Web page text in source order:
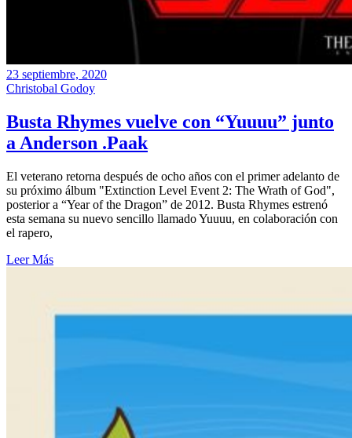
23 septiembre, 2020
Christobal Godoy
Busta Rhymes vuelve con “Yuuuu” junto
a Anderson .Paak
El veterano retorna después de ocho años con el primer adelanto de
su próximo álbum "Extinction Level Event 2: The Wrath of God",
posterior a “Year of the Dragon” de 2012. Busta Rhymes estrenó
esta semana su nuevo sencillo llamado Yuuuu, en colaboración con
el rapero,
Leer Más